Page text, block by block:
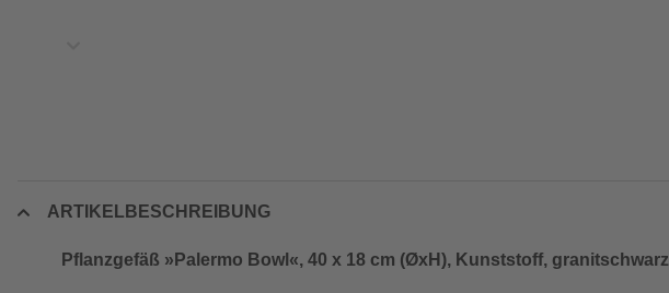
ARTIKELBESCHREIBUNG
Pflanzgefäß »Palermo Bowl«, 40 x 18 cm (ØxH), Kunststoff, granitschwarz